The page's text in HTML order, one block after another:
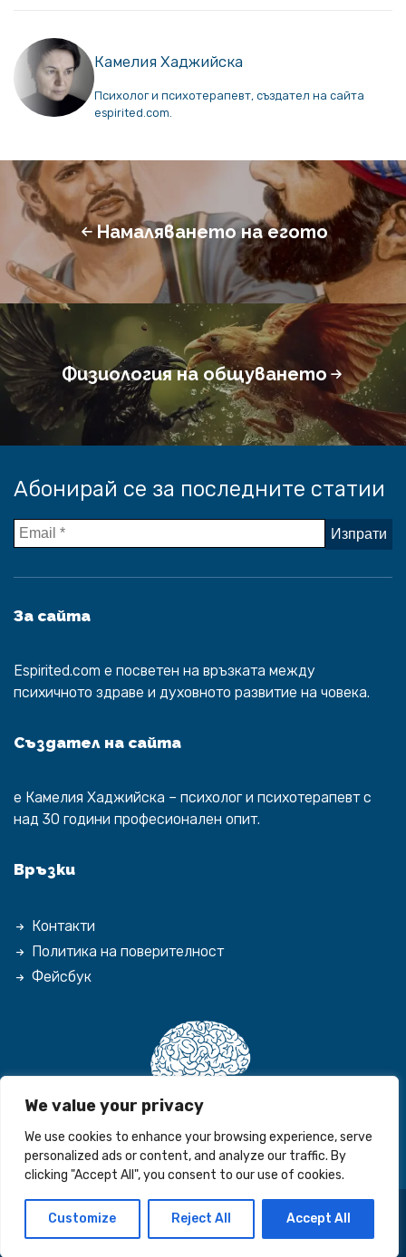
We value your privacy
We use cookies to enhance your browsing experience, serve
personalized ads or content, and analyze our traffic. By
clicking "Accept All", you consent to our use of cookies.
Customize Reject All Accept All
Камелия Хаджийска
Психолог и психотерапевт, създател на сайта
espirited.com.
Намаляването на егото
Физиология на общуването
Абонирай се за последните статии
За сайта
Espirited.com e посветен на връзката между
психичното здраве и духовното развитие на човека.
Създател на сайта
е Камелия Хаджийска – психолог и психотерапевт с
над 30 години професионален опит.
Връзки
Контакти
Политика на поверителност
Фейсбук
© 2026 Espirited. Всички права запазени